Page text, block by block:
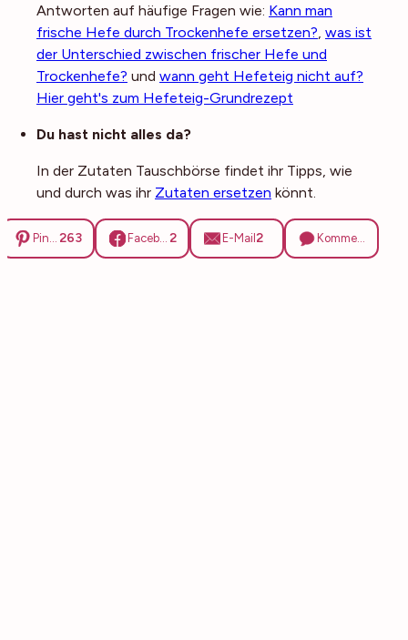
Antworten auf häufige Fragen wie: Kann man
frische Hefe durch Trockenhefe ersetzen? was ist
der Unterschied zwischen frischer Hefe und
Trockenhefe? und wann geht Hefeteig nicht auf?
Hier geht's zum Hefeteig-Grundrezept
Du hast nicht alles da?
In der Zutaten Tauschbörse findet ihr Tipps, wie
und durch was ihr Zutaten ersetzen könnt.
263 2 E-Mail2